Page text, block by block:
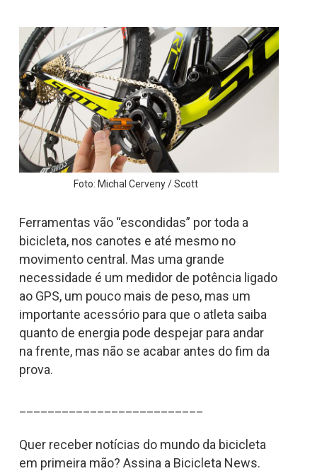
Foto: Michal Cerveny / Scott
Ferramentas vão “escondidas” por toda a
bicicleta, nos canotes e até mesmo no
movimento central. Mas uma grande
necessidade é um medidor de potência ligado
ao GPS, um pouco mais de peso, mas um
importante acessório para que o atleta saiba
quanto de energia pode despejar para andar
na frente, mas não se acabar antes do fim da
prova.
Quer receber notícias do mundo da bicicleta
em primeira mão? Assina a Bicicleta News.